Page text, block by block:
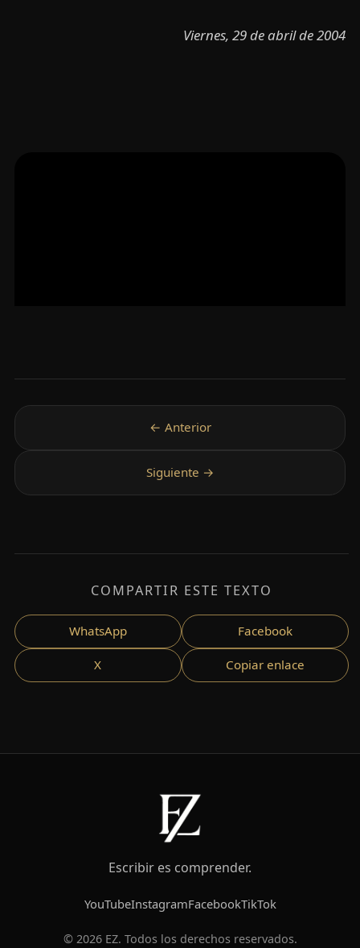
Viernes, 29 de abril de 2004
COMPARTIR ESTE TEXTO
WhatsApp Facebook
X Copiar enlace
Escribir es comprender.
YouTubeInstagramFacebookTikTok
© 2026 EZ. Todos los derechos reservados.